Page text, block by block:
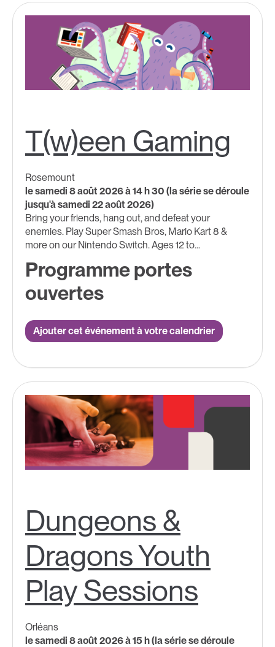
T(w)een Gaming
Rosemount
le samedi 8 août 2026 à 14 h 30 (la série se déroule
jusqu'à samedi 22 août 2026)
Bring your friends, hang out, and defeat your
enemies. Play Super Smash Bros, Mario Kart 8 &
more on our Nintendo Switch.​ ​Ages 12 to...
Programme portes
ouvertes
Ajouter cet événement à votre calendrier
Dungeons &
Dragons Youth
Play Sessions
Orléans
le samedi 8 août 2026 à 15 h (la série se déroule